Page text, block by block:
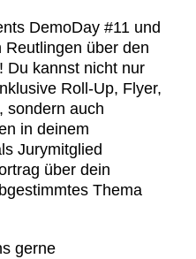
DemoDay #11 und
über den
Du kannst nicht nur
Roll-Up, Flyer,
sondern auch
in deinem
Jurymitglied
über dein
Thema
gerne